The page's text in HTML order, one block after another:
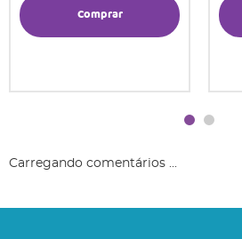
Comprar
Carregando comentários ...